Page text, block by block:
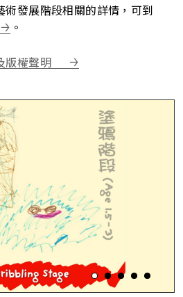
發展階段相關的詳情，可到
。
版權聲明